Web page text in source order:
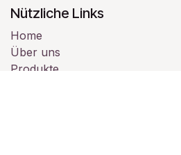
Nützliche Links
Home
Über uns
Produkte